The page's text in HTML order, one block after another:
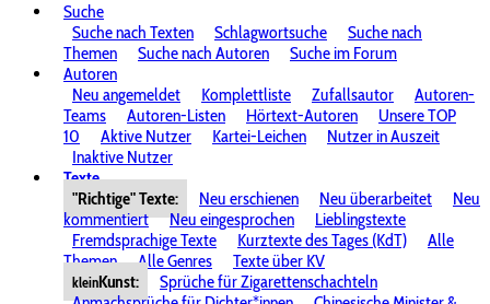
Suche
Suche nach Texten
Schlagwortsuche
Suche nach
Themen
Suche nach Autoren
Suche im Forum
Autoren
Neu angemeldet
Komplettliste Zufallsautor
Autoren-
Teams
Autoren-Listen Hörtext-Autoren
Unsere TOP
10
Aktive Nutzer Kartei-Leichen
Nutzer in Auszeit
Inaktive Nutzer
Texte
"Richtige" Texte:
Neu erschienen Neu überarbeitet
Neu
kommentiert
Neu eingesprochen
Lieblingstexte
Fremdsprachige Texte
Kurztexte des Tages (KdT)
Alle
Themen
Alle Genres Texte über KV
kleinKunst:
Sprüche für Zigarettenschachteln